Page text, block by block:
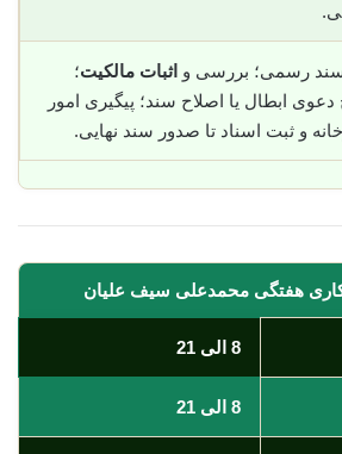
رسمی؛ بررسی و اثبات مالکیت؛
ابطال یا اصلاح سند؛ پیگیری امور
و ثبت اسناد تا صدور سند نهایی.
هفتگی محمدعلی سیف علیان
8 الی 21
8 الی 21